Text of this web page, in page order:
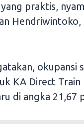
praktis,
Hendriwintoko,
okupansi
KA Direct Train
di angka 21,67